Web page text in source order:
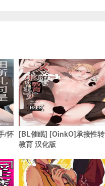
/怀 [BL催眠] [OinkO]承接性转
教育 汉化版